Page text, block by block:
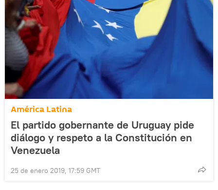
América Latina
El partido gobernante de Uruguay pide
diálogo y respeto a la Constitución en
Venezuela
25 de enero 2019, 17:59 GMT